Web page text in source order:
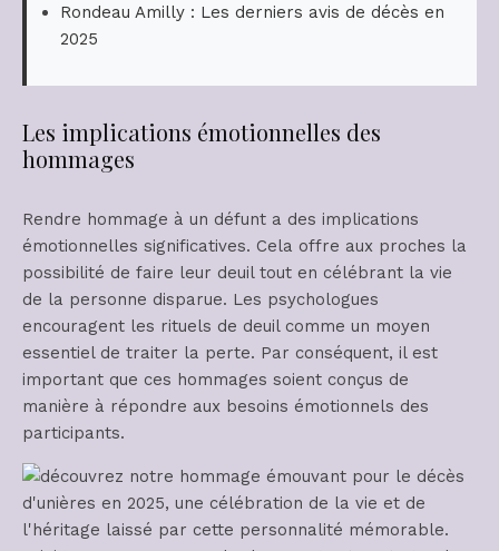
Rondeau Amilly : Les derniers avis de décès en
2025
Les implications émotionnelles des
hommages
Rendre hommage à un défunt a des implications
émotionnelles significatives. Cela offre aux proches la
possibilité de faire leur deuil tout en célébrant la vie
de la personne disparue. Les psychologues
encouragent les rituels de deuil comme un moyen
essentiel de traiter la perte. Par conséquent, il est
important que ces hommages soient conçus de
manière à répondre aux besoins émotionnels des
participants.